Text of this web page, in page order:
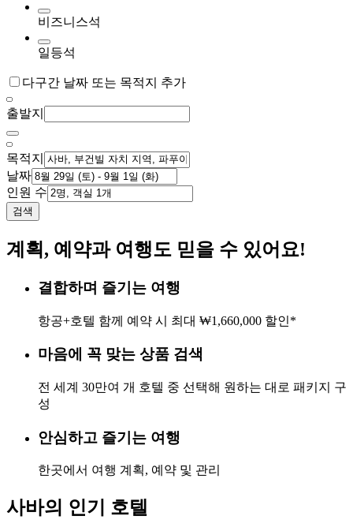
비즈니스석
일등석
다구간 날짜 또는 목적지 추가
출발지
목적지
날짜
인원 수
검색
계획, 예약과 여행도 믿을 수 있어요!
결합하며 즐기는 여행
항공+호텔 함께 예약 시 최대 ₩1,660,000 할인*
마음에 꼭 맞는 상품 검색
전 세계 30만여 개 호텔 중 선택해 원하는 대로 패키지 구
성
안심하고 즐기는 여행
한곳에서 여행 계획, 예약 및 관리
사바의 인기 호텔